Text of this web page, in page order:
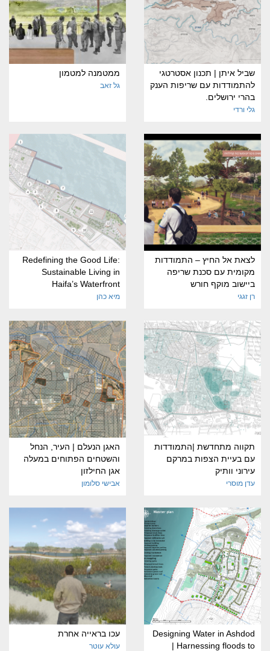
שביל איתן | תכנון אסטרטגי
להתמודדות עם שריפות הענק
בהרי ירושלים.
גלי ורדי
ממטמנה למטמון
גל זאב
לצאת אל החיץ – התמודדות
מקומית עם סכנת שריפה
ביישוב מוקף חורש
רן זגגי
Redefining the Good Life:
Sustainable Living in
Haifa’s Waterfront
מיא כהן
תקווה מתחדשת |התמודדות
עם בעיית הצפות במרקם
עירוני וותיק
עדן מוסרי
האגן הנעלם | העיר, הנחל
והשטחים הפתוחים במעלה
אגן החילזון
אבישי סלומון
Designing Water in Ashdod
| Harnessing floods to
עכו בראייה אחרת
עולא עוטר